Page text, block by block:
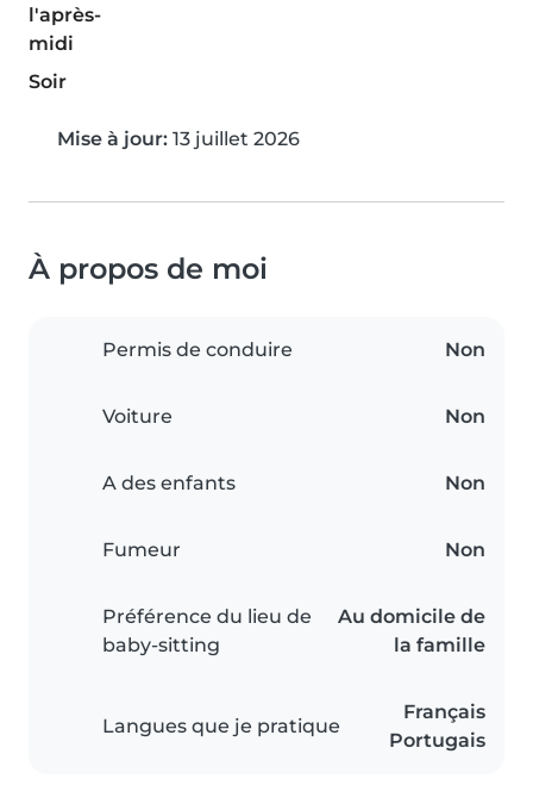
l'après-
midi
Soir
Mise à jour: 13 juillet 2026
À propos de moi
Permis de conduire Non
Voiture Non
A des enfants Non
Fumeur Non
Préférence du lieu de
baby-sitting
Au domicile de
la famille
Langues que je pratique
Français
Portugais